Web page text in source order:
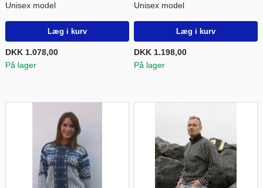
Unisex model
Læg i kurv
DKK 1.078,00
På lager
Unisex model
Læg i kurv
DKK 1.198,00
På lager